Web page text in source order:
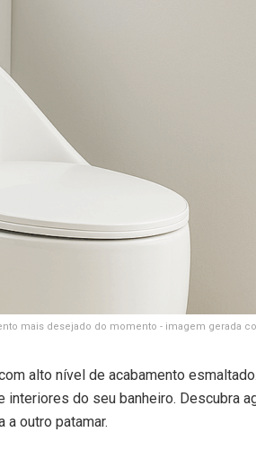
mais desejado do momento - imagem gerada
alto nível de acabamento
do seu banheiro. Descubra
outro patamar.